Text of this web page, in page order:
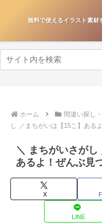
無料で使えるイラスト素材
ホーム 間違い探し
し ／まちがいは【15こ】ある
＼ まちがいさがし
あるよ！ぜんぶ見
X
LINE